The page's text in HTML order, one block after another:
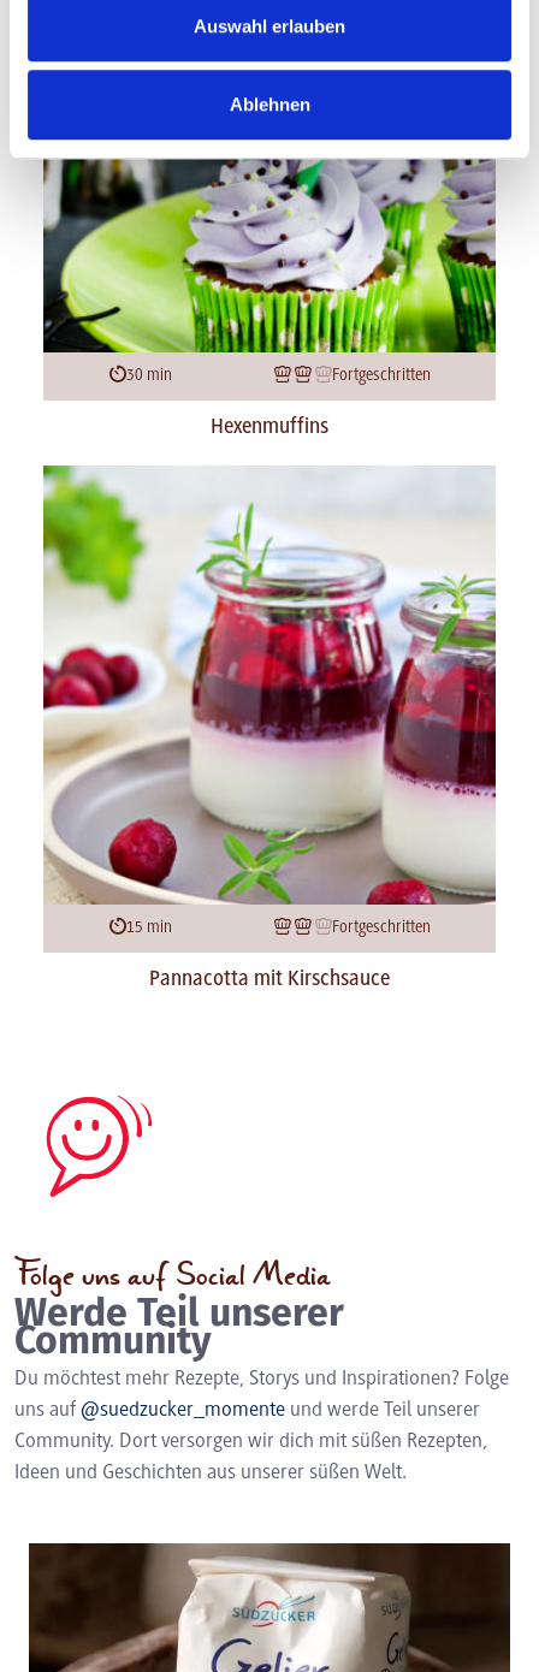
Auswahl erlauben
Ablehnen
30 min Fortgeschritten
Hexenmuffins
15 min Fortgeschritten
Pannacotta mit Kirschsauce
Folge uns auf Social Media
Werde Teil unserer
Community
Du möchtest mehr Rezepte, Storys und Inspirationen? Folge
uns auf @suedzucker_momente und werde Teil unserer
Community. Dort versorgen wir dich mit süßen Rezepten,
Ideen und Geschichten aus unserer süßen Welt.